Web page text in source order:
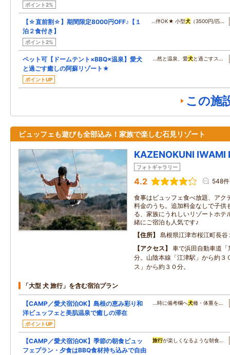
ポイント2%
【☆直前割☆】期間限定8000円OFF♪【１
泊２食付き】
ポイント2%
…伴OK★ 小型犬 （3500円/匹…
ペット可【ドームテント×BBQ×温泉】愛犬
と過ごす癒しの阿蘇リゾート★
ポイントUP
…然と温泉、愛犬と過ごすス…
この施
ビュッフェも遊びも全部込み！家族で楽しむ石見リゾート
KAZENOKUNI IWAMI
フォトギャラリー
4.2 548件
食事はビュッフェ食べ放題、アク
料金のうち。追加料金なしで子供
る、家族にうれしいリゾートホテ
緒にご宿泊も人気です♪
住所
島根県江津市桜江町長谷
アクセス
車で浜田自動車道
分。山陰本線「江津駅」から約３
ス」から約３０分。
「大型 犬 旅行」を含む宿泊プラン
【CAMP／愛犬宿泊OK】島根の恵み彩り和
洋ビュッフェと美肌温泉で癒しの滞在
ポイントUP
…時に備考欄へ犬種・体重を…
【CAMP／愛犬宿泊OK】季節の朝食ビュッ
フェプラン・夕食はBBQ食材持ち込みで自由
旅行が楽しくなるような朝食…